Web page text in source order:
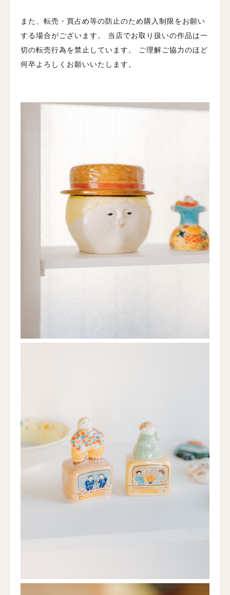
また、転売・買占め等の防止のため購入制限をお願い
する場合がございます。
当店でお取り扱いの作品は一
切の転売行為を禁止しています。
ご理解ご協力のほど
何卒よろしくお願いいたします。